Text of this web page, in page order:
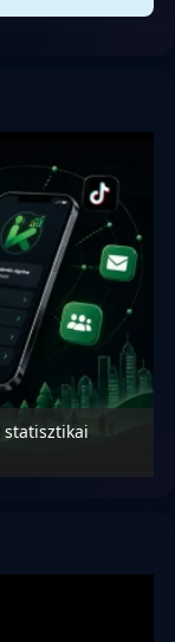
statisztikai